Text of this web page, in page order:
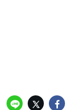
บริษัท อิมเมจ ฟิวเจ